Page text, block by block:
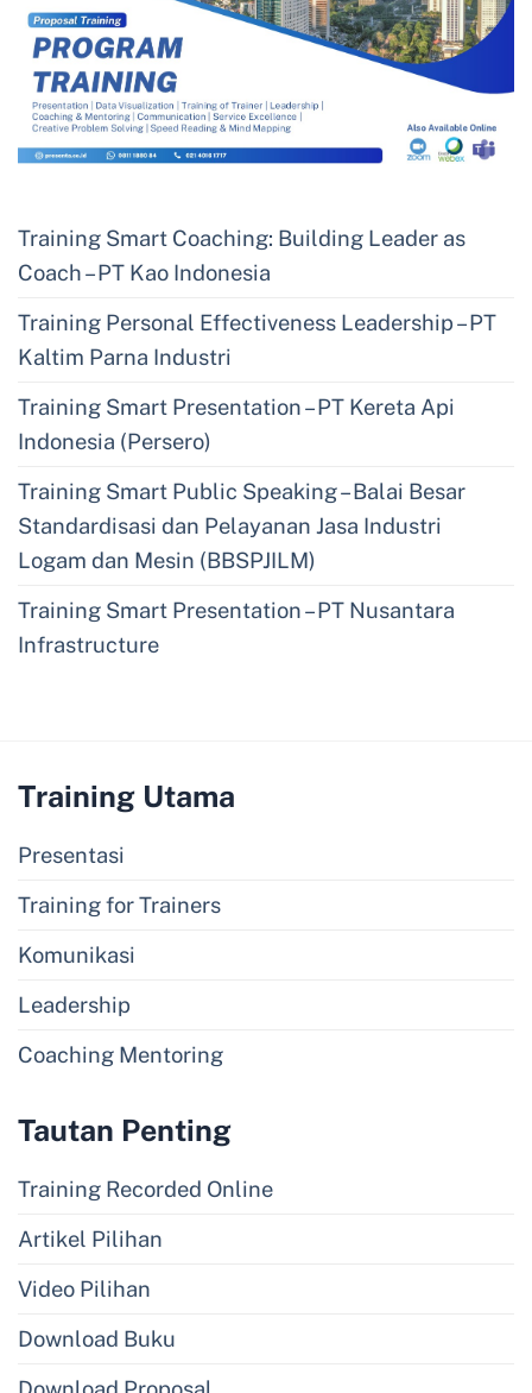
Training Smart Coaching: Building Leader as
Coach – PT Kao Indonesia
Training Personal Effectiveness Leadership – PT
Kaltim Parna Industri
Training Smart Presentation – PT Kereta Api
Indonesia (Persero)
Training Smart Public Speaking – Balai Besar
Standardisasi dan Pelayanan Jasa Industri
Logam dan Mesin (BBSPJILM)
Training Smart Presentation – PT Nusantara
Infrastructure
Training Utama
Presentasi
Training for Trainers
Komunikasi
Leadership
Coaching Mentoring
Tautan Penting
Training Recorded Online
Artikel Pilihan
Video Pilihan
Download Buku